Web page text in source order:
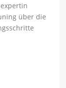
über die